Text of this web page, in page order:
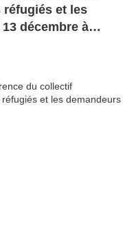
réfugiés et les
décembre à